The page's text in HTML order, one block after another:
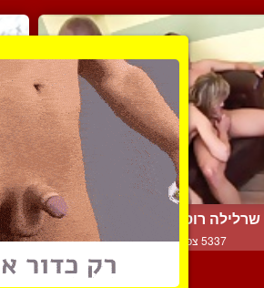
שרלילה רוסיה נפערת בכל ה...
5337 צפיות | 1 המלצות
צור קשר